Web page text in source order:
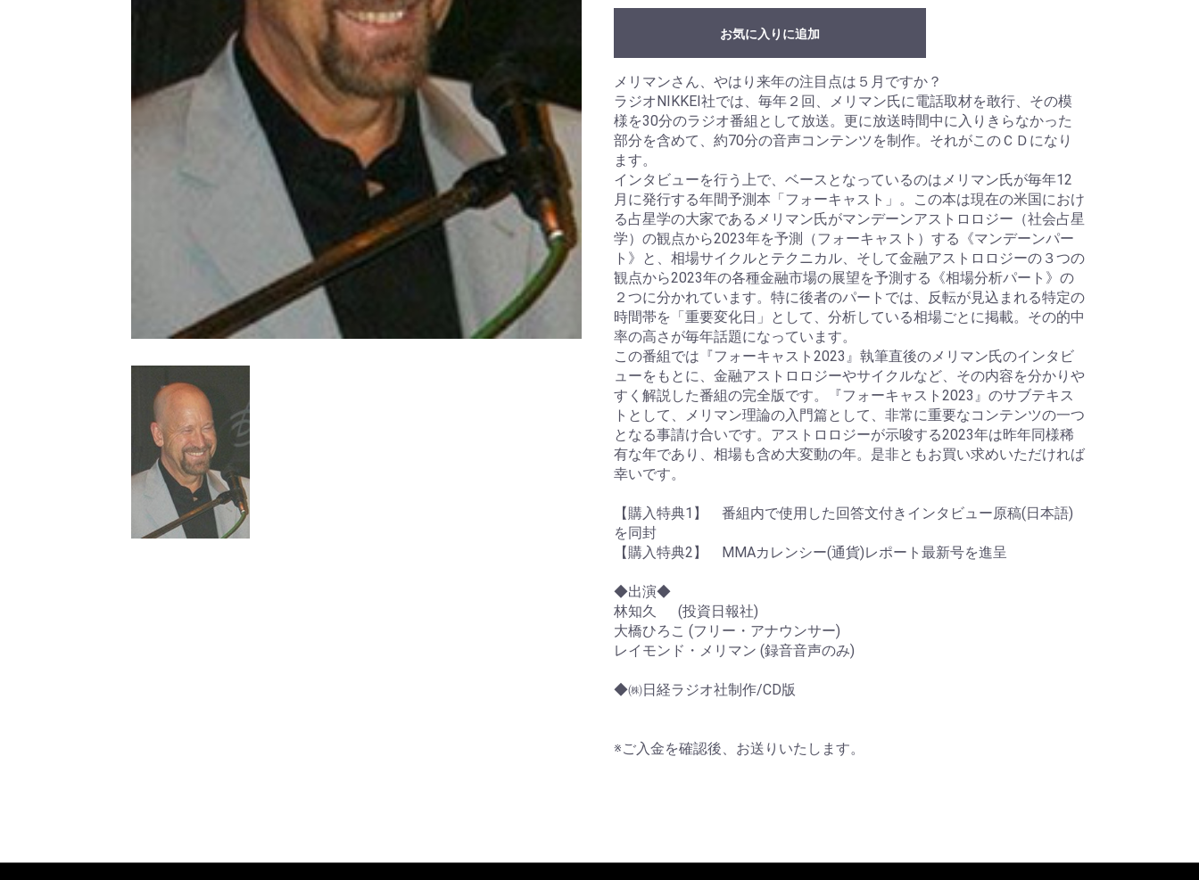
お気に入りに追加
メリマンさん、やはり来年の注目点は５月ですか？
ラジオNIKKEI社では、毎年２回、メリマン氏に電話取材を敢行、その模
様を30分のラジオ番組として放送。更に放送時間中に入りきらなかった
部分を含めて、約70分の音声コンテンツを制作。それがこのＣＤになり
ます。
インタビューを行う上で、ベースとなっているのはメリマン氏が毎年12
月に発行する年間予測本「フォーキャスト」。この本は現在の米国におけ
る占星学の大家であるメリマン氏がマンデーンアストロロジー（社会占星
学）の観点から2023年を予測（フォーキャスト）する《マンデーンパー
ト》と、相場サイクルとテクニカル、そして金融アストロロジーの３つの
観点から2023年の各種金融市場の展望を予測する《相場分析パート》の
２つに分かれています。特に後者のパートでは、反転が見込まれる特定の
時間帯を「重要変化日」として、分析している相場ごとに掲載。その的中
率の高さが毎年話題になっています。
この番組では『フォーキャスト2023』執筆直後のメリマン氏のインタビ
ューをもとに、金融アストロロジーやサイクルなど、その内容を分かりや
すく解説した番組の完全版です。『フォーキャスト2023』のサブテキス
トとして、メリマン理論の入門篇として、非常に重要なコンテンツの一つ
となる事請け合いです。アストロロジーが示唆する2023年は昨年同様稀
有な年であり、相場も含め大変動の年。是非ともお買い求めいただければ
幸いです。
【購入特典1】 番組内で使用した回答文付きインタビュー原稿(日本語)
を同封
【購入特典2】 MMAカレンシー(通貨)レポート最新号を進呈
◆出演◆
林知久 (投資日報社)
大橋ひろこ (フリー・アナウンサー)
レイモンド・メリマン (録音音声のみ)
◆㈱日経ラジオ社制作/CD版
※ご入金を確認後、お送りいたします。